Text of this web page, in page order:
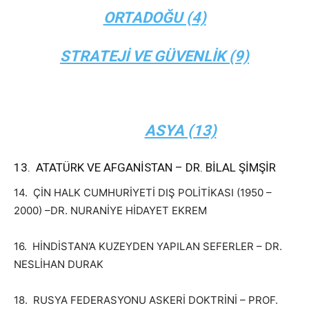
ORTADOĞU (4)
STRATEJİ VE GÜVENLİK (9)
ASYA (13)
13. ATATÜRK VE AFGANİSTAN – DR. BİLAL ŞİMŞİR
14. ÇİN HALK CUMHURİYETİ DIŞ POLİTİKASI (1950 –
2000) –DR. NURANİYE HİDAYET EKREM
16. HİNDİSTAN’A KUZEYDEN YAPILAN SEFERLER – DR.
NESLİHAN DURAK
18. RUSYA FEDERASYONU ASKERİ DOKTRİNİ – PROF.